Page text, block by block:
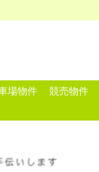
場物件
競売物件